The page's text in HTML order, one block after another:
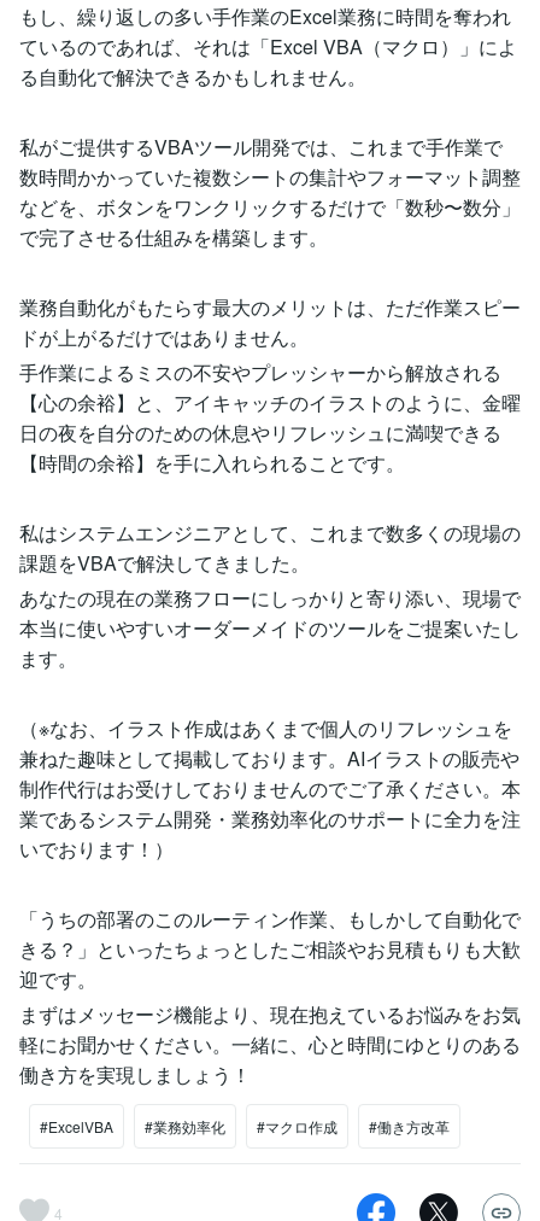
もし、繰り返しの多い手作業のExcel業務に時間を奪われ
ているのであれば、それは「Excel VBA（マクロ）」によ
る自動化で解決できるかもしれません。
私がご提供するVBAツール開発では、これまで手作業で
数時間かかっていた複数シートの集計やフォーマット調整
などを、ボタンをワンクリックするだけで「数秒〜数分」
で完了させる仕組みを構築します。
業務自動化がもたらす最大のメリットは、ただ作業スピー
ドが上がるだけではありません。
手作業によるミスの不安やプレッシャーから解放される
【心の余裕】と、アイキャッチのイラストのように、金曜
日の夜を自分のための休息やリフレッシュに満喫できる
【時間の余裕】を手に入れられることです。
私はシステムエンジニアとして、これまで数多くの現場の
課題をVBAで解決してきました。
あなたの現在の業務フローにしっかりと寄り添い、現場で
本当に使いやすいオーダーメイドのツールをご提案いたし
ます。
（※なお、イラスト作成はあくまで個人のリフレッシュを
兼ねた趣味として掲載しております。AIイラストの販売や
制作代行はお受けしておりませんのでご了承ください。本
業であるシステム開発・業務効率化のサポートに全力を注
いでおります！）
「うちの部署のこのルーティン作業、もしかして自動化で
きる？」といったちょっとしたご相談やお見積もりも大歓
迎です。
まずはメッセージ機能より、現在抱えているお悩みをお気
軽にお聞かせください。一緒に、心と時間にゆとりのある
働き方を実現しましょう！
#ExcelVBA #業務効率化 #マクロ作成 #働き方改革
4